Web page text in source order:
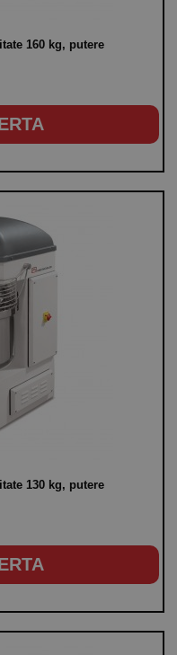
160 kg, putere
130 kg, putere